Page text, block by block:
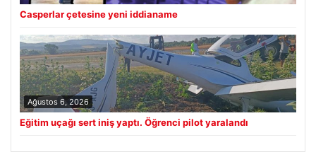
Casperlar çetesine yeni iddianame
Ağustos 6, 2026
Eğitim uçağı sert iniş yaptı. Öğrenci pilot yaralandı